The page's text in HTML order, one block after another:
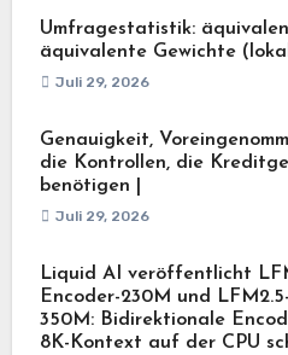
Umfragestatistik:
äquivalente Gewichte
Juli 29, 2026
Genauigkeit,
die Kontrollen, die
benötigen |
Juli 29, 2026
Liquid AI veröffentlicht
Encoder-230M und
350M: Bidirektionale
8K-Kontext auf der CPU